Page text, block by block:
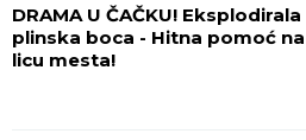
DRAMA U ČAČKU! Eksplodirala
plinska boca - Hitna pomoć na
licu mesta!